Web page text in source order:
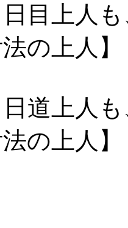
日目上人
の上人】
日道上人
の上人】